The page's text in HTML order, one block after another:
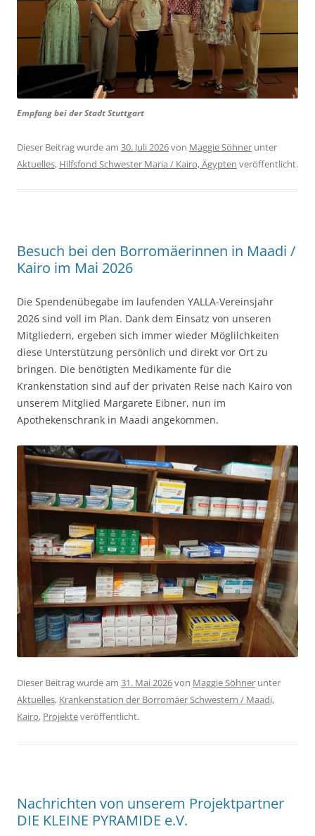
Empfang bei der Stadt Stuttgart
Dieser Beitrag wurde am 30. Juli 2026von Maggie Söhner unter
Aktuelles, Hilfsfond Schwester Maria / Kairo, Ägypten veröffentlicht.
Besuch bei den Borromäerinnen in Maadi /
Kairo im Mai 2026
Die Spendenübegabe im laufenden YALLA-Vereinsjahr
2026 sind voll im Plan. Dank dem Einsatz von unseren
Mitgliedern, ergeben sich immer wieder Möglilchkeiten
diese Unterstützung persönlich und direkt vor Ort zu
bringen. Die benötigten Medikamente für die
Krankenstation sind auf der privaten Reise nach Kairo von
unserem Mitglied Margarete Eibner, nun im
Apothekenschrank in Maadi angekommen.
Dieser Beitrag wurde am 31. Mai 2026von Maggie Söhner unter
Aktuelles, Krankenstation der Borromäer Schwestern / Maadi,
Kairo, Projekteveröffentlicht.
Nachrichten von unserem Projektpartner
DIE KLEINE PYRAMIDE e.V.